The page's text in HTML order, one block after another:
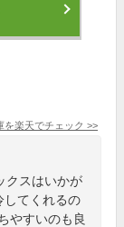
を楽天でチェック >>
クスはいかが
してくれるの
やすいのも良